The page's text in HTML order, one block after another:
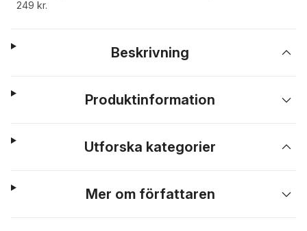
249 kr.
Beskrivning
Produktinformation
Utforska kategorier
Mer om författaren